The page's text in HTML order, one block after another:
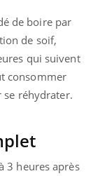
de boire par
de soif,
qui suivent
consommer
se réhydrater.
3 heures après